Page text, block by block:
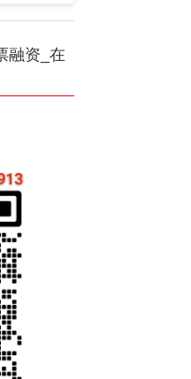
融资_在